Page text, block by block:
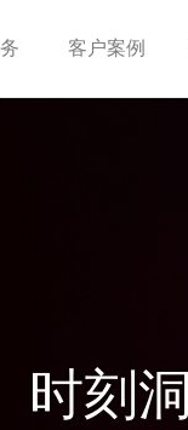
客户案例
时刻